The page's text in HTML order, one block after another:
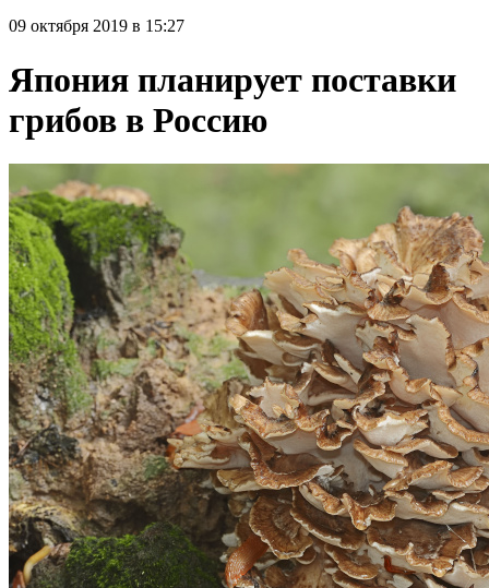
09 октября 2019 в 15:27
Япония планирует поставки
грибов в Россию